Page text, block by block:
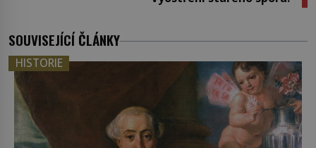
SOUVISEJÍCÍ ČLÁNKY
HISTORIE